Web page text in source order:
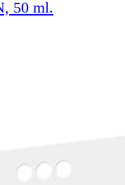
50 ml.